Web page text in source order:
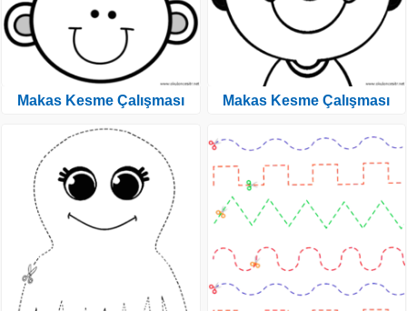
Makas Kesme Çalışması Makas Kesme Çalışması